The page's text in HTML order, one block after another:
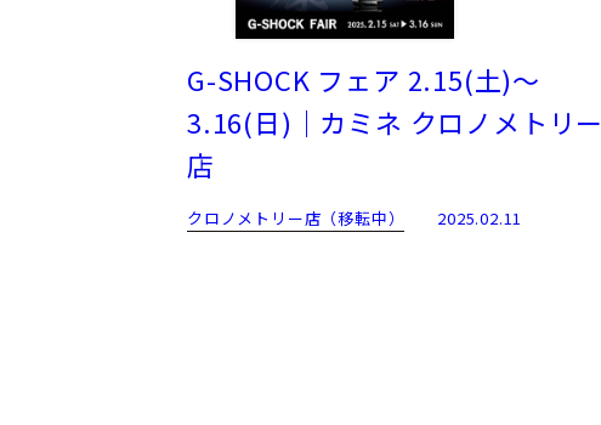
G-SHOCK フェア 2.15(土)～
3.16(日)｜カミネ クロノメトリー
店
クロノメトリー店（移転中） 2025.02.11